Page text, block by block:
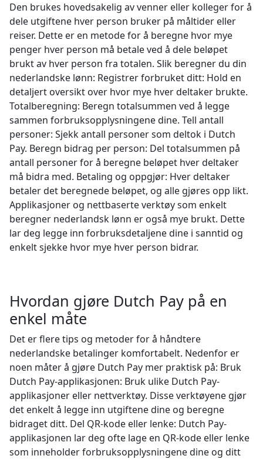
Den brukes hovedsakelig av venner eller kolleger for å
dele utgiftene hver person bruker på måltider eller
reiser. Dette er en metode for å beregne hvor mye
penger hver person må betale ved å dele beløpet
brukt av hver person fra totalen. Slik beregner du din
nederlandske lønn: Registrer forbruket ditt: Hold en
detaljert oversikt over hvor mye hver deltaker brukte.
Totalberegning: Beregn totalsummen ved å legge
sammen forbruksopplysningene dine. Tell antall
personer: Sjekk antall personer som deltok i Dutch
Pay. Beregn bidrag per person: Del totalsummen på
antall personer for å beregne beløpet hver deltaker
må bidra med. Betaling og oppgjør: Hver deltaker
betaler det beregnede beløpet, og alle gjøres opp likt.
Applikasjoner og nettbaserte verktøy som enkelt
beregner nederlandsk lønn er også mye brukt. Dette
lar deg legge inn forbruksdetaljene dine i sanntid og
enkelt sjekke hvor mye hver person bidrar.
Hvordan gjøre Dutch Pay på en
enkel måte
Det er flere tips og metoder for å håndtere
nederlandske betalinger komfortabelt. Nedenfor er
noen måter å gjøre Dutch Pay mer praktisk på: Bruk
Dutch Pay-applikasjonen: Bruk ulike Dutch Pay-
applikasjoner eller nettverktøy. Disse verktøyene gjør
det enkelt å legge inn utgiftene dine og beregne
bidraget ditt. Del QR-kode eller lenke: Dutch Pay-
applikasjonen lar deg ofte lage en QR-kode eller lenke
som inneholder forbruksopplysningene dine og ditt